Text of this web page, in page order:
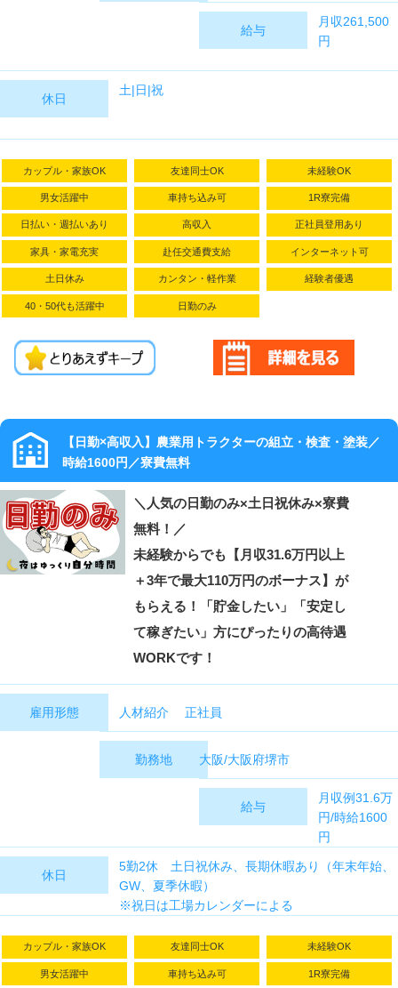
給与
月収261,500
円
【月収例】
261,500円
【月収内
訳】：1,400
円×160.00H
＋ 残業 1,750
円×10.00H ＋
通勤手当
20,000円
休日
土|日|祝
カップル・家族OK 友達同士OK 未経験OK
男女活躍中 車持ち込み可 1R寮完備
日払い・週払いあり 高収入 正社員登用あり
家具・家電充実 赴任交通費支給 インターネット可
土日休み カンタン・軽作業 経験者優遇
40・50代も活躍中 日勤のみ
【日勤×高収入】農業用トラクターの組立・検査・塗装／
時給1600円／寮費無料
＼人気の日勤のみ×土日祝休み×寮費
無料！／
未経験からでも【月収31.6万円以上
＋3年で最大110万円のボーナス】が
もらえる！「貯金したい」「安定し
て稼ぎたい」方にぴったりの高待遇
WORKです！
雇用形態 人材紹介 正社員
勤務地 大阪/大阪府堺市
給与
月収例31.6万
円/時給1600
円
162.75h＋残
費
※残業手当含
む
休日
5勤2休 土日祝休み、長期休暇あり（年末年始、
GW、夏季休暇）
※祝日は工場カレンダーによる
カップル・家族OK 友達同士OK 未経験OK
男女活躍中 車持ち込み可 1R寮完備